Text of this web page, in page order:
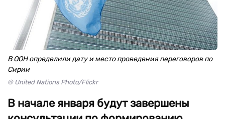
В ООН определили дату и место проведения переговоров по
Сирии
© United Nations Photo/Flickr
В начале января будут завершены